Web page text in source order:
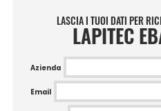
LASCIA I TUOI DATI PER
LAPITEC
Azienda
Email